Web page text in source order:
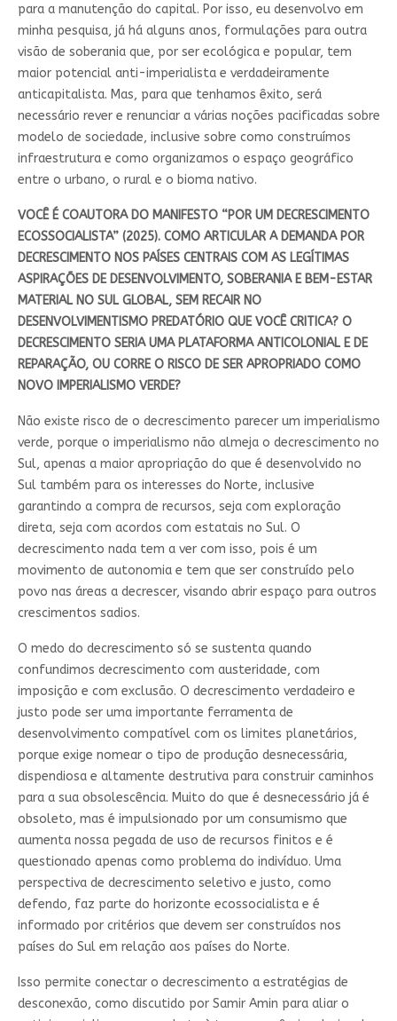
para a manutenção do capital. Por isso, eu desenvolvo em
minha pesquisa, já há alguns anos, formulações para outra
visão de soberania que, por ser ecológica e popular, tem
maior potencial anti-imperialista e verdadeiramente
anticapitalista. Mas, para que tenhamos êxito, será
necessário rever e renunciar a várias noções pacificadas sobre
modelo de sociedade, inclusive sobre como construímos
infraestrutura e como organizamos o espaço geográfico
entre o urbano, o rural e o bioma nativo.
VOCÊ É COAUTORA DO MANIFESTO “POR UM DECRESCIMENTO
ECOSSOCIALISTA” (2025). COMO ARTICULAR A DEMANDA POR
DECRESCIMENTO NOS PAÍSES CENTRAIS COM AS LEGÍTIMAS
ASPIRAÇÕES DE DESENVOLVIMENTO, SOBERANIA E BEM-ESTAR
MATERIAL NO SUL GLOBAL, SEM RECAIR NO
DESENVOLVIMENTISMO PREDATÓRIO QUE VOCÊ CRITICA? O
DECRESCIMENTO SERIA UMA PLATAFORMA ANTICOLONIAL E DE
REPARAÇÃO, OU CORRE O RISCO DE SER APROPRIADO COMO
NOVO IMPERIALISMO VERDE?
Não existe risco de o decrescimento parecer um imperialismo
verde, porque o imperialismo não almeja o decrescimento no
Sul, apenas a maior apropriação do que é desenvolvido no
Sul também para os interesses do Norte, inclusive
garantindo a compra de recursos, seja com exploração
direta, seja com acordos com estatais no Sul. O
decrescimento nada tem a ver com isso, pois é um
movimento de autonomia e tem que ser construído pelo
povo nas áreas a decrescer, visando abrir espaço para outros
crescimentos sadios.
O medo do decrescimento só se sustenta quando
confundimos decrescimento com austeridade, com
imposição e com exclusão. O decrescimento verdadeiro e
justo pode ser uma importante ferramenta de
desenvolvimento compatível com os limites planetários,
porque exige nomear o tipo de produção desnecessária,
dispendiosa e altamente destrutiva para construir caminhos
para a sua obsolescência. Muito do que é desnecessário já é
obsoleto, mas é impulsionado por um consumismo que
aumenta nossa pegada de uso de recursos finitos e é
questionado apenas como problema do indivíduo. Uma
perspectiva de decrescimento seletivo e justo, como
defendo, faz parte do horizonte ecossocialista e é
informado por critérios que devem ser construídos nos
países do Sul em relação aos países do Norte.
Isso permite conectar o decrescimento a estratégias de
desconexão, como discutido por Samir Amin para aliar o